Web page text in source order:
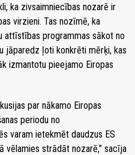
ka zivsaimniecības nozarē ir
virzieni. Tas nozīmē, ka
attīstības programmas sākot no
jāparedz ļoti konkrēti mērķi, kas
izmantotu pieejamo Eiropas
par nākamo Eiropas
periodu no
varam ietekmēt daudzus ES
vēlamies strādāt nozarē,” sacīja